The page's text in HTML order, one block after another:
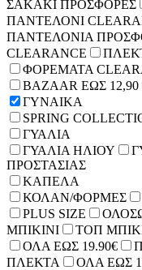
ΣΑΚΑΚΙ ΠΡΟΣΦΟΡΕΣ
ΠΑΝΤΕΛΟΝΙ
ΠΑΝΤΕΛΟΝΙΑ
CLEARANCE
ΦΟΡΕΜΑΤΑ
BAZAAR ΕΩΣ 12,90
ΓΥΝΑΙΚΑ
SPRING
ΓΥΑΛΙΑ
ΓΥΑΛΙΑ ΗΛΙΟΥ
ΠΡΟΣΤΑΣΙΑΣ
ΚΑΠΕΛΑ
ΚΟΛΑΝ/ΦΟΡΜΕΣ
PLUS SIZE
ΜΠΙΚΙΝΙ
ΤΟΠ
ΟΛΑ ΕΩΣ 19.90€
ΠΛΕΚΤΑ
ΟΛΑ ΕΩΣ